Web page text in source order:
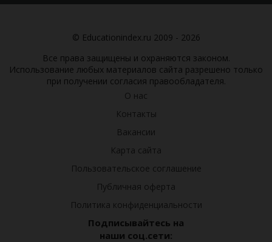
© Educationindex.ru 2009 - 2026
Все права защищены и охраняются законом.
Использование любых материалов сайта разрешено только
при получении согласия правообладателя.
О нас
Контакты
Вакансии
Карта сайта
Пользовательское соглашение
Публичная оферта
Политика конфиденциальности
Подписывайтесь на
наши соц.сети: